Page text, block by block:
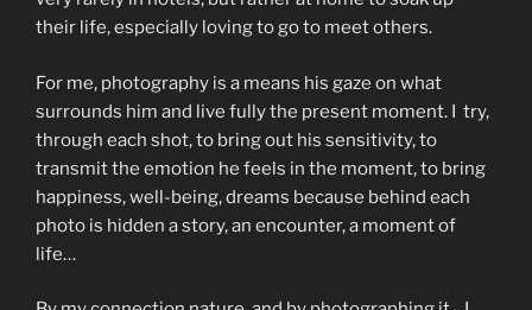
their life, especially loving to go to meet others.
For me, photography is a means his gaze on what
surrounds him and live fully the present moment. I try,
through each shot, to bring out his sensitivity, to
transmit the emotion he feels in the moment, to bring
happiness, well-being, dreams because behind each
photo is hidden a story, an encounter, a moment of
life…